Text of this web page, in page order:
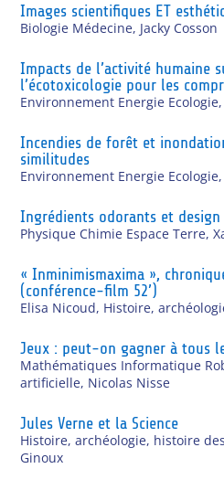
Images scientifiques ET
Biologie Médecine, Jacky Cosson
Impacts de l’activité humaine
l’écotoxicologie pour les
Environnement Energie Ecologie,
Incendies de forêt et
similitudes
Environnement Energie Ecologie,
Ingrédients odorants et
Physique Chimie Espace Terre,
« Inminimismaxima »,
(conférence-film 52’)
Elisa Nicoud, Histoire,
Jeux : peut-on gagner à tous
Mathématiques Informatique
artificielle, Nicolas Nisse
Jules Verne et la Science
Histoire, archéologie, histoire
Ginoux